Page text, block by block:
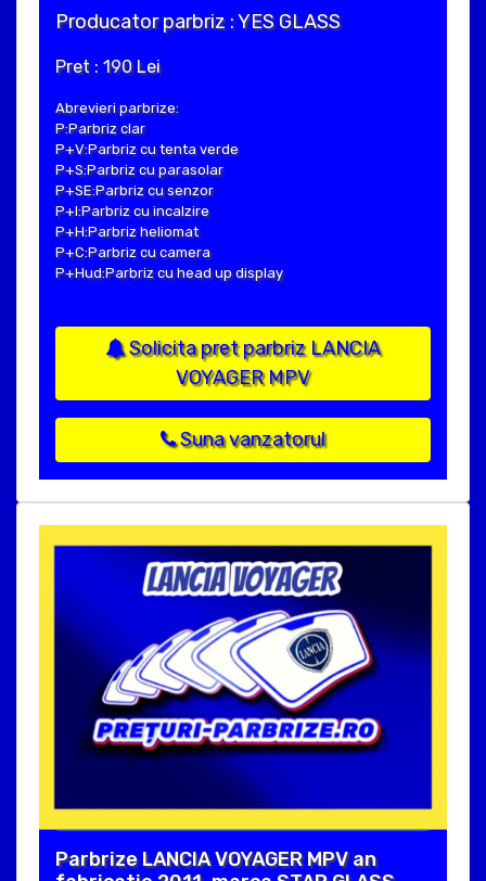
Producator parbriz : YES GLASS
Pret : 190 Lei
Abrevieri parbrize:
P:Parbriz clar
P+V:Parbriz cu tenta verde
P+S:Parbriz cu parasolar
P+SE:Parbriz cu senzor
P+I:Parbriz cu incalzire
P+H:Parbriz heliomat
P+C:Parbriz cu camera
P+Hud:Parbriz cu head up display
Solicita pret parbriz LANCIA
VOYAGER MPV
Suna vanzatorul
Parbrize LANCIA VOYAGER MPV an